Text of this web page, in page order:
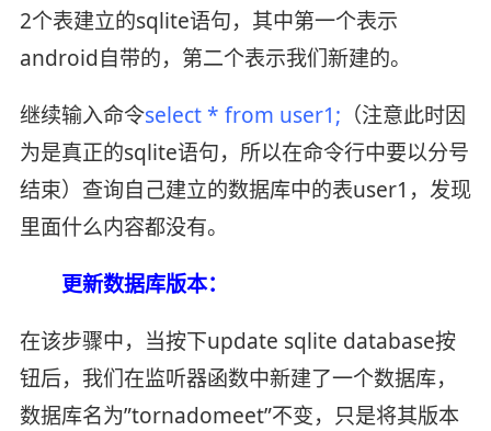
2个表建立的sqlite语句，其中第一个表示
android自带的，第二个表示我们新建的。
继续输入命令select * from user1; （注意此时因
为是真正的sqlite语句，所以在命令行中要以分号
结束）查询自己建立的数据库中的表user1，发现
里面什么内容都没有。
更新数据库版本：
在该步骤中，当按下update sqlite database按
钮后，我们在监听器函数中新建了一个数据库，
数据库名为”tornadomeet”不变，只是将其版本